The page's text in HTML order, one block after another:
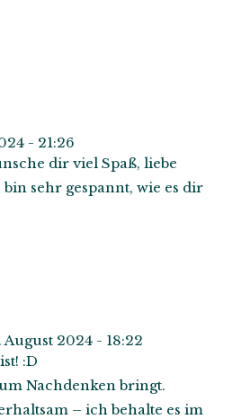
- 21:26
dir viel Spaß, liebe
sehr gespannt, wie es dir
August 2024 - 18:22
:D
Nachdenken bringt.
– ich behalte es im